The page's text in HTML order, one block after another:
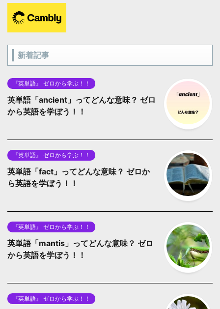
新着記事
『英単語』 ゼロから学ぶ！！
英単語「ancient」ってどんな意味？ ゼロ
から英語を学ぼう！！
『英単語』 ゼロから学ぶ！！
英単語「fact」ってどんな意味？ ゼロか
ら英語を学ぼう！！
『英単語』 ゼロから学ぶ！！
英単語「mantis」ってどんな意味？ ゼロ
から英語を学ぼう！！
『英単語』 ゼロから学ぶ！！